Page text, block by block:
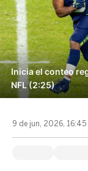
Inicia el conteo
NFL (2:25)
9 de jun, 2026, 16:45